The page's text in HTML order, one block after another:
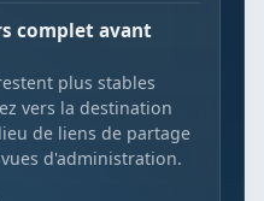
complet avant
plus stables
vers la destination
de liens de partage
d'administration.